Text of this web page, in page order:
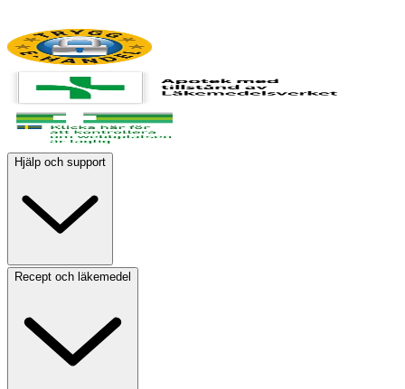
Hjälp och support
Recept och läkemedel